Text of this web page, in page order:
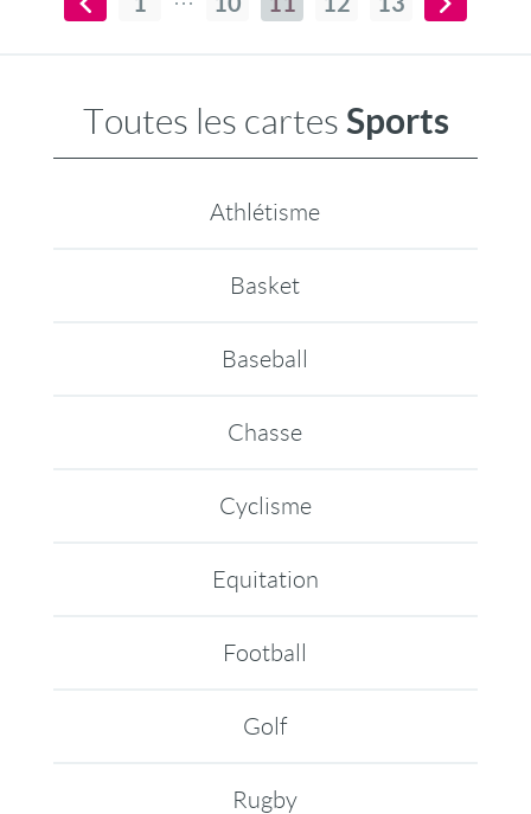
Toutes les cartes Sports
Athlétisme
Basket
Baseball
Chasse
Cyclisme
Equitation
Football
Golf
Rugby